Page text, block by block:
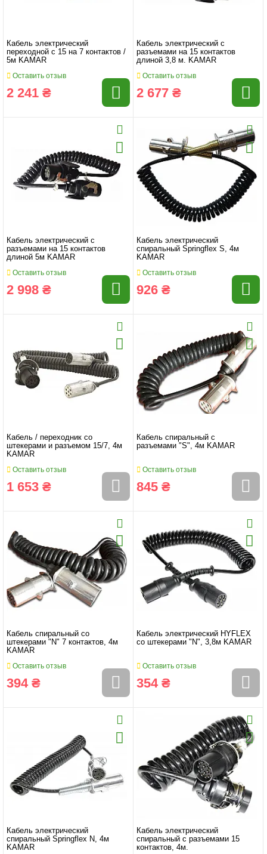
Кабель электрический
переходной с 15 на 7 контактов /
5м KAMAR
Оставить отзыв
2 241 ₴
Кабель электрический с
разъемами на 15 контактов
длиной 3,8 м. KAMAR
Оставить отзыв
2 677 ₴
Кабель электрический с
разъемами на 15 контактов
длиной 5м KAMAR
Оставить отзыв
2 998 ₴
Кабель электрический
спиральный Springflex S, 4м
KAMAR
Оставить отзыв
926 ₴
Кабель / переходник со
штекерами и разъемом 15/7, 4м
KAMAR
Оставить отзыв
1 653 ₴
Кабель спиральный с
разъемами "S", 4м KAMAR
Оставить отзыв
845 ₴
Кабель спиральный со
штекерами "N" 7 контактов, 4м
KAMAR
Оставить отзыв
394 ₴
Кабель электрический HYFLEX
со штекерами "N", 3,8м KAMAR
Оставить отзыв
354 ₴
Кабель электрический
спиральный Springflex N, 4м
KAMAR
Кабель электрический
спиральный с разъемами 15
контактов, 4м.